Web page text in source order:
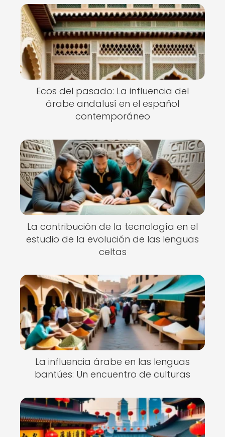
Ecos del pasado: La influencia del
árabe andalusí en el español
contemporáneo
La contribución de la tecnología en el
estudio de la evolución de las lenguas
celtas
La influencia árabe en las lenguas
bantúes: Un encuentro de culturas